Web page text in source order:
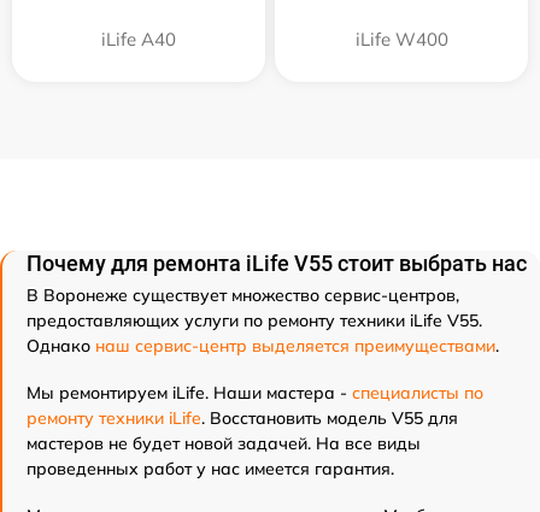
iLife A40 iLife W400
Почему для ремонта iLife V55 стоит выбрать нас
В Воронеже существует множество сервис-центров,
предоставляющих услуги по ремонту техники iLife V55.
Однако наш сервис-центр выделяется преимуществами.
Мы ремонтируем iLife. Наши мастера - специалисты по
ремонту техники iLife. Восстановить модель V55 для
мастеров не будет новой задачей. На все виды
проведенных работ у нас имеется гарантия.